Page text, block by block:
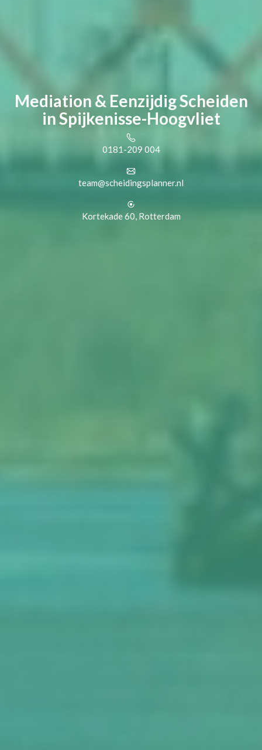
Mediation & Eenzijdig Scheiden
in Spijkenisse-Hoogvliet
0181-209 004
team@scheidingsplanner.nl
Kortekade 60, Rotterdam